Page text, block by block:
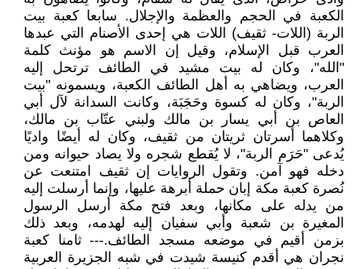
الكعبة في الحجم والعظمة والإجلال. سابعا كعبة بيت
الربة (اللات- ثقيف) اللات هي إحدى الأصنام التي عبدها
العرب قبل الإسلام، وقيل إن الاسم هو مؤنث كلمة
"الله"، وكان له بيت مشيد في الطائف ترتحل إليه
العرب، ويضاهي به أهل الطائف الكعبة، ويسمونه "بيت
الربة"، وكان له كسوة وحَجَبَة، وكانت السدانة لآل أبي
العاص بن أبي يسار بن مالك ولبني عتّاب بن مالك،
وكلاهما أسرتان ثريتان من ثقيف، وكان له أيضًا واديًا
يُدعى "حَرَم الربة"، لا يُقطع شجره ولا يصاد حيوانه ومن
دخله فهو آمن. وتقول الروايات إن ثقيف امتنعت عن
نُصرة كعبة مكة إبان حملة أبرهة عليها، وإنما أرسلت إليه
من يدله على مكانها، وبعد فتح مكة أرسل الرسول
المغيرة بن شعبة وأبي سفيان إليه لهدمه، وبعد ذلك
بزمن أقيم في موضعه مسجد الطائف.--- ثامنا كعبة
نجران هي أقدم كنيسة شيدت في شبه الجزيرة العربية